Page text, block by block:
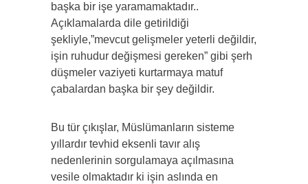
başka bir işe yaramamaktadır..
Açıklamalarda dile getirildiği
şekliyle,”mevcut gelişmeler yeterli değildir,
işin ruhudur değişmesi gereken” gibi şerh
düşmeler vaziyeti kurtarmaya matuf
çabalardan başka bir şey değildir.
Bu tür çıkışlar, Müslümanların sisteme
yıllardır tevhid eksenli tavır alış
nedenlerinin sorgulamaya açılmasına
vesile olmaktadır ki işin aslında en